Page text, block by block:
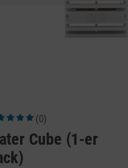
Bewertung von 5
(0)
Cube (1-er